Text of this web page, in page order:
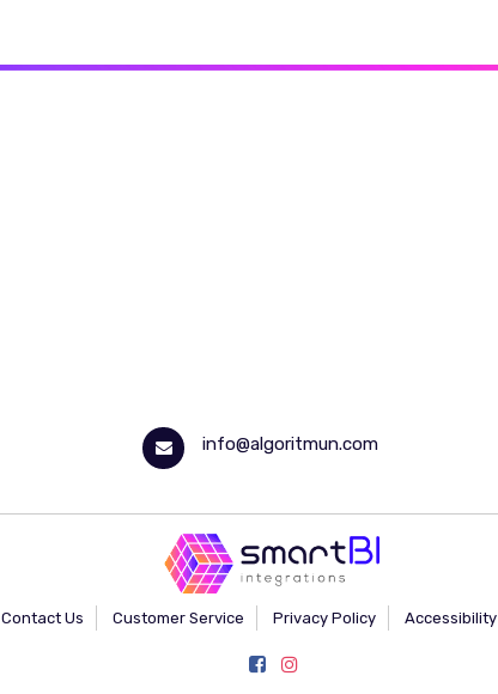
info@algoritmun.com
Contact Us Customer Service Privacy Policy Accessibility